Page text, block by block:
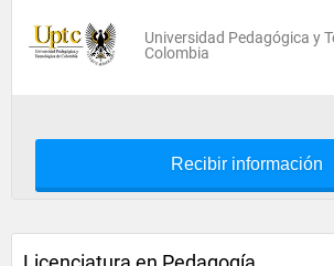
Universidad Pedagógica y
Colombia
Recibir información